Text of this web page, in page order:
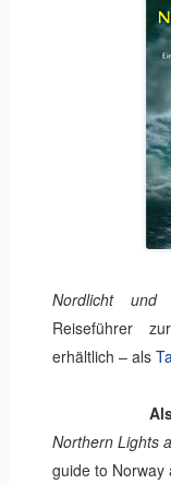
Nordlicht und
Reiseführer
erhältlich – als
Northern Lights
guide to Norway